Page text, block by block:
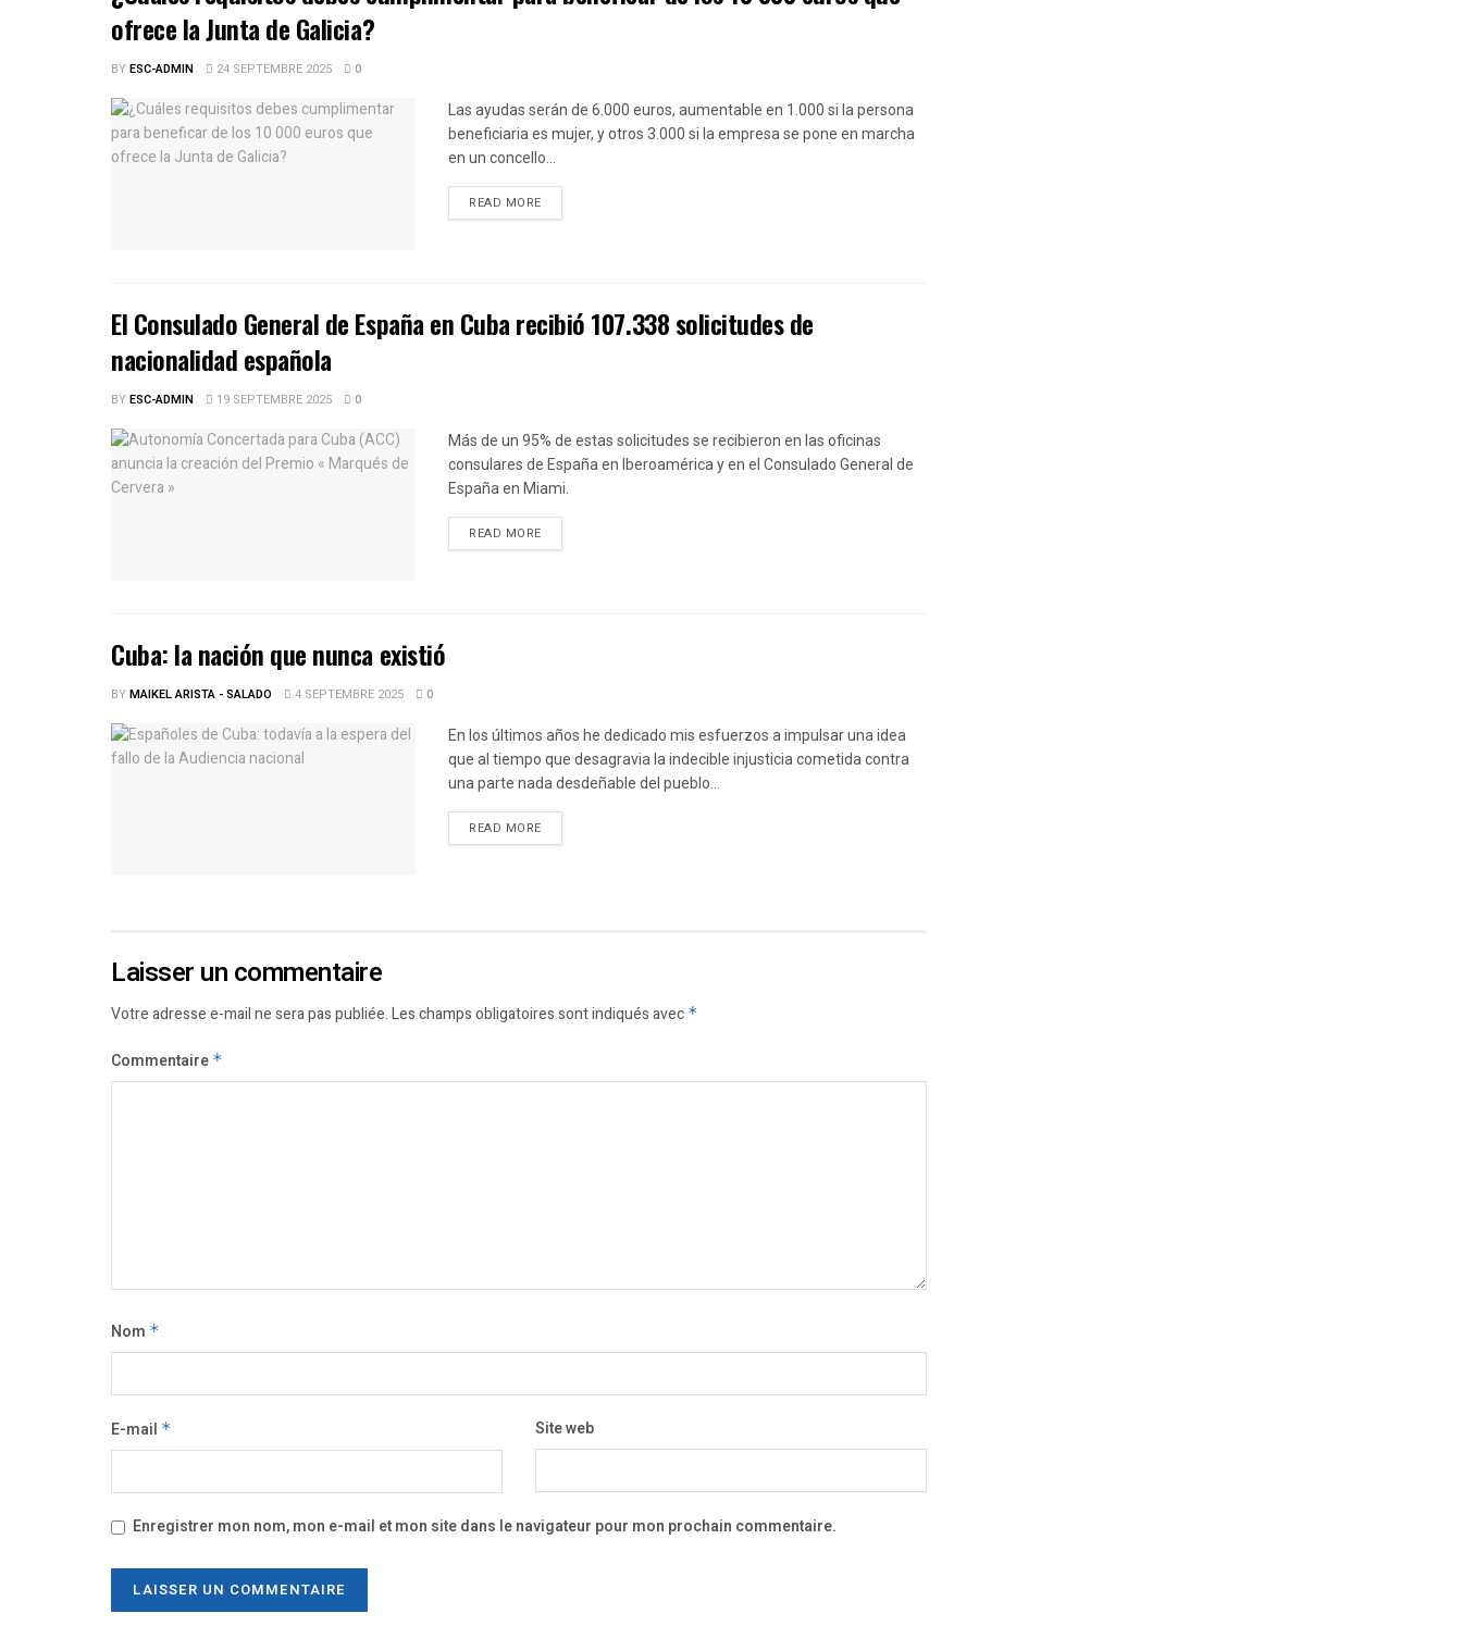
ofrece la Junta de Galicia?
BYESC-ADMIN 24 SEPTEMBRE 2025 0
Las ayudas serán de 6.000 euros, aumentable en 1.000 si la persona
beneficiaria es mujer, y otros 3.000 si la empresa se pone en marcha
en un concello...
READ MOREDETAILS
El Consulado General de España en Cuba recibió 107.338 solicitudes de
nacionalidad española
BYESC-ADMIN 19 SEPTEMBRE 2025 0
Más de un 95% de estas solicitudes se recibieron en las oficinas
consulares de España en Iberoamérica y en el Consulado General de
España en Miami.
READ MOREDETAILS
Cuba: la nación que nunca existió
BYMAIKEL ARISTA - SALADO 4 SEPTEMBRE 2025 0
En los últimos años he dedicado mis esfuerzos a impulsar una idea
que al tiempo que desagravia la indecible injusticia cometida contra
una parte nada desdeñable del pueblo...
READ MOREDETAILS
Laisser un commentaire
Votre adresse e-mail ne sera pas publiée.Les champs obligatoires sont indiqués avec *
Commentaire *
Nom *
E-mail * Site web
Enregistrer mon nom, mon e-mail et mon site dans le navigateur pour mon prochain commentaire.